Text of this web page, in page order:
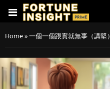
Home»一個一個跟實就無事（講堅）